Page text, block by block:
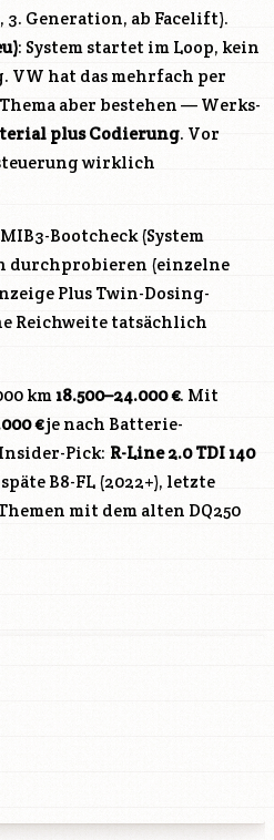
3. Generation, ab Facelift).
: System startet im Loop, kein
VW hat das mehrfach per
aber bestehen — Werks-
plus Codierung. Vor
wirklich
Bootcheck (System
durchprobieren (einzelne
Plus Twin-Dosing-
Reichweite tatsächlich
km18.500–24.000 €. Mit
€je nach Batterie-
Pick: R-Line 2.0 TDI 140
B8-FL (2022+), letzte
mit dem alten DQ250